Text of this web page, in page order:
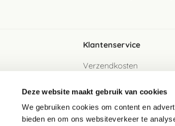
Deze website maakt gebruik van cookies
We gebruiken cookies om content en
bieden en om ons websiteverkeer te
Klantenservice
Verzendkosten
Betaalwijzen
Retour